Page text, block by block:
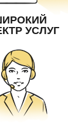
УСЛУГ